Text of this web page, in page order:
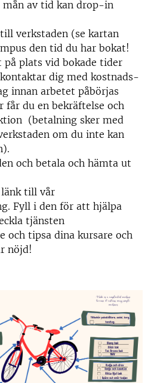
mån av tid kandrop-in
verkstaden (se kartan
den tid du har bokat!
på plats vid bokade tider
dig med kostnads-
innan arbetet påbörjas
får du en bekräftelse och
(betalning sker med
om du inte kan
och betala och hämta ut
till vår
Fyll i den för att hjälpa
tjänsten
och tipsa dina kursare och
nöjd!